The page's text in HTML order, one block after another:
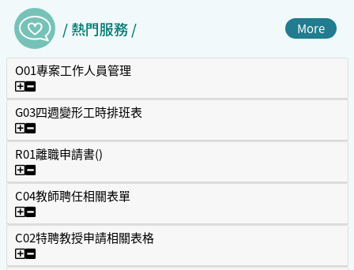
/ 熱門服務 / More
O01專案工作人員管理
O01專案工作人員管理
G03四週變形工時排班表
G03四週變形工時排班表
R01離職申請書()
R01離職申請書()
C04教師聘任相關表單
C04教師聘任相關表單
C02特聘教授申請相關表格
C02特聘教授申請相關表格